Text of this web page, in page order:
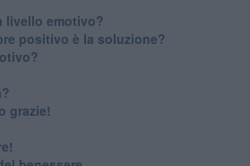
livello emotivo?
positivo è la soluzione?
grazie!